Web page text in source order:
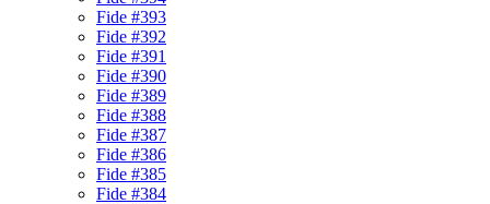
Fide #393
Fide #392
Fide #391
Fide #390
Fide #389
Fide #388
Fide #387
Fide #386
Fide #385
Fide #384